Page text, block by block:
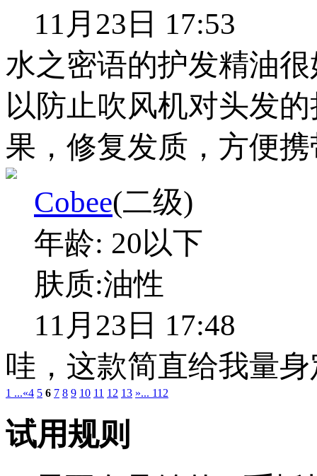
11月23日 17:53
水之密语的护发精油
以防止吹风机对头发
果，修复发质，方便
Cobee(二级)
年龄: 20以下
肤质:油性
11月23日 17:48
哇，这款简直给我量
1 ...«4 5 6 7 8 9 10 11 12 13 »... 112
试用规则